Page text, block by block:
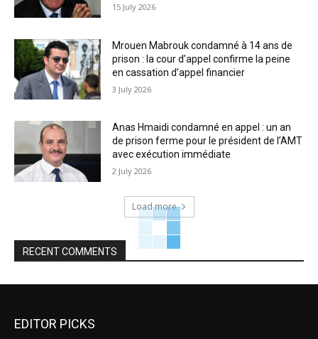
15 July 2026
Mrouen Mabrouk condamné à 14 ans de
prison : la cour d’appel confirme la peine
en cassation d’appel financier
3 July 2026
Anas Hmaidi condamné en appel : un an
de prison ferme pour le président de l’AMT
avec exécution immédiate
2 July 2026
Load more
RECENT COMMENTS
EDITOR PICKS